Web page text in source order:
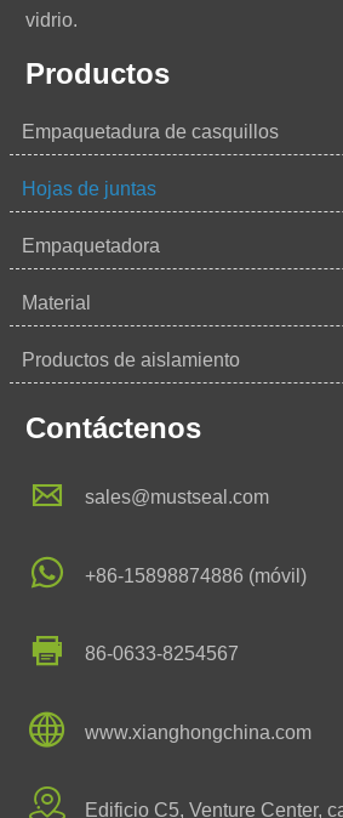
vidrio.
Productos
Empaquetadura de casquillos
Hojas de juntas
Empaquetadora
Material
Productos de aislamiento
Contáctenos
 sales@mustseal.com
 +86-15898874886 (móvil)
 86-0633-8254567
 www.xianghongchina.com
 Edificio C5, Venture Center,